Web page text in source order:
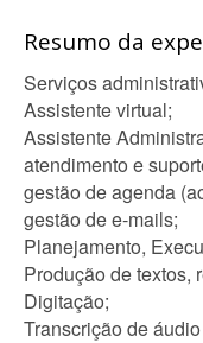
Resumo da
Serviços
Assistente virtual;
Assistente
atendimento e
gestão de agenda
gestão de e-mails;
Planejamento,
Produção de textos,
Digitação;
Transcrição de